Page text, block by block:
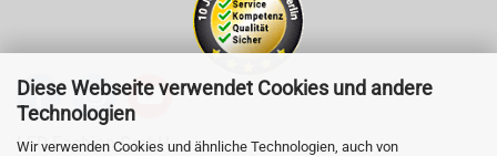
Diese Webseite verwendet Cookies und andere
Technologien
Wir verwenden Cookies und ähnliche Technologien, auch von
LED-Fashion GmbH